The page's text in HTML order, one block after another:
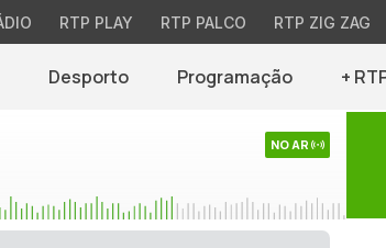
RTP PLAY RTP PALCO RTP ZIG ZAG
Desporto Programação +
NO AR